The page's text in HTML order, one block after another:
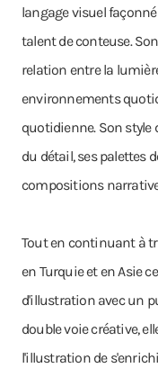
langage visuel
talent de conteuse.
relation entre la
environnements
quotidienne. Son style
du détail, ses palettes
compositions
Tout en continuant à
en Turquie et en Asie
d'illustration avec un
double voie créative,
l'illustration de